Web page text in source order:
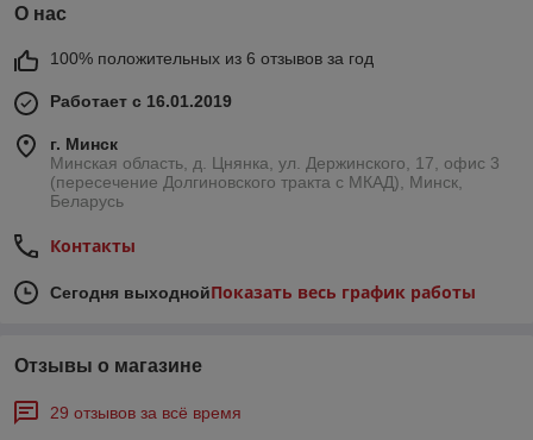
О нас
100% положительных из 6 отзывов за год
Работает с 16.01.2019
г. Минск
Минская область, д. Цнянка, ул. Держинского, 17, офис 3
(пересечение Долгиновского тракта с МКАД), Минск,
Беларусь
Контакты
Сегодня выходнойПоказать весь график работы
Отзывы о магазине
29 отзывов за всё время